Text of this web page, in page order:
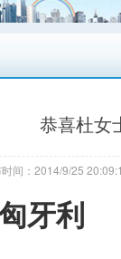
恭喜杜女
时间：2014/9/25
牙利